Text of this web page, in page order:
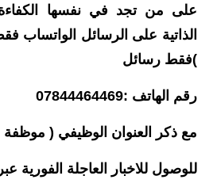
على من تجد في نفسها
الذاتية على الرسائل الواتساب
)فقط رسائل
رقم الهاتف :07844464469
مع ذكر العنوان الوظيفي ( موظفة
للوصول للاخبار العاجلة الفورية